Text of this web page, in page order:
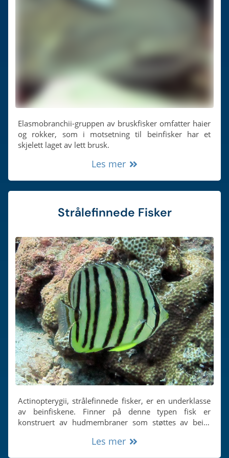
Elasmobranchii-gruppen av bruskfisker omfatter haier
og rokker, som i motsetning til beinfisker har et
skjelett laget av lett brusk.
Les mer
Strålefinnede Fisker
Actinopterygii, strålefinnede fisker, er en underklasse
av beinfiskene. Finner på denne typen fisk er
konstruert av hudmembraner som støttes av bein-
dominerende akvatiske virveldyrene og utgjør omtrent
Les mer